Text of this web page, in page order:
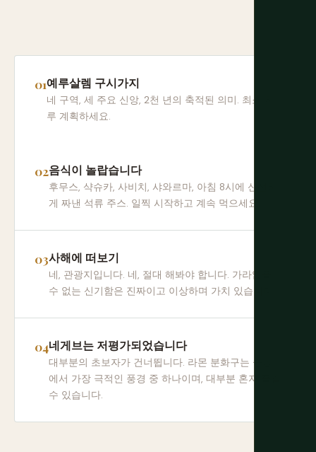
예루살렘 구시가지
네 구역, 세 주요 신앙, 2천 년의 축적된 의미. 최소 하
루 계획하세요.
음식이 놀랍습니다
후무스, 샥슈카, 사비치, 샤와르마, 아침 8시에 신선하
게 짜낸 석류 주스. 일찍 시작하고 계속 먹으세요.
사해에 떠보기
네, 관광지입니다. 네, 절대 해봐야 합니다. 가라앉을
수 없는 신기함은 진짜이고 이상하며 가치 있습니다.
네게브는 저평가되었습니다
대부분의 초보자가 건너뜁니다. 라몬 분화구는 중동
에서 가장 극적인 풍경 중 하나이며, 대부분 혼자 즐길
수 있습니다.